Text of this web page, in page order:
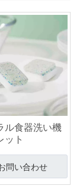
ル食器洗い機
ット
問い合わせ